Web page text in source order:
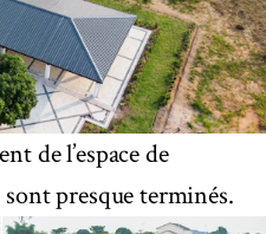
de l’espace de
presque terminés.